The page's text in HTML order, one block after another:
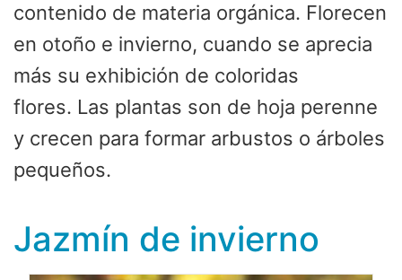
contenido de materia orgánica. Florecen
en otoño e invierno, cuando se aprecia
más su exhibición de coloridas
flores. Las plantas son de hoja perenne
y crecen para formar arbustos o árboles
pequeños.
Jazmín de invierno